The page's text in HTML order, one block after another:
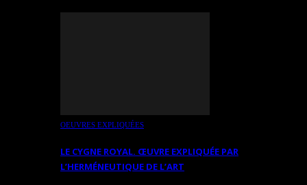
OEUVRES EXPLIQUÉES
LE CYGNE ROYAL. ŒUVRE EXPLIQUÉE PAR
L’HERMÉNEUTIQUE DE L’ART